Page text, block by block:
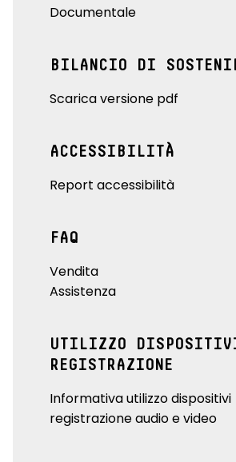
Documentale
BILANCIO DI
Scarica versione pdf
ACCESSIBILITÀ
Report accessibilità
FAQ
Vendita
Assistenza
UTILIZZO
REGISTRAZIONE
Informativa utilizzo dispositivi
registrazione audio e video